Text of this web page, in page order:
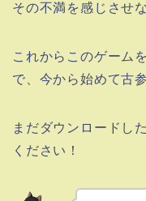
その不満を感じさせ
これからこのゲーム
で、今から始めて古
まだダウンロードし
ください！